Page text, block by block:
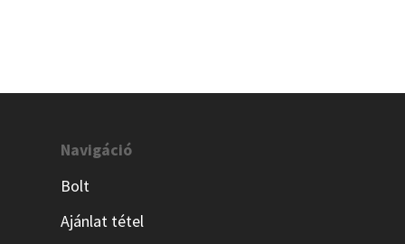
Navigáció
Bolt
Ajánlat tétel